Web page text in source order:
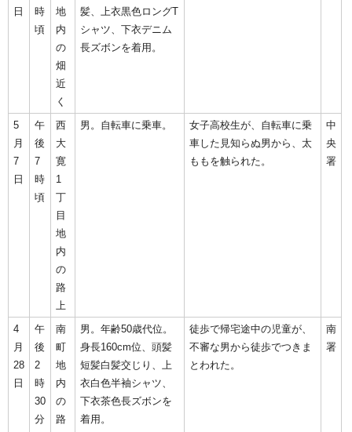
日
時
頃
地
内
の
畑
近
く
髪、上衣黒色ロングT
シャツ、下衣デニム
長ズボンを着用。
5
月
7
日
午
後
7
時
頃
西
大
寛
1
丁
目
地
内
の
路
上
男。自転車に乗車。
女子高校生が、自転車に乗
車した見知らぬ男から、太
ももを触られた。
中
央
署
4
月
28
日
午
後
2
時
30
分
南
町
地
内
の
路
男。年齢50歳代位。
身長160cm位、頭髪
短髪白髪交じり、上
衣白色半袖シャツ、
下衣茶色長ズボンを
着用。
徒歩で帰宅途中の児童が、
不審な男から徒歩でつきま
とわれた。
南
署